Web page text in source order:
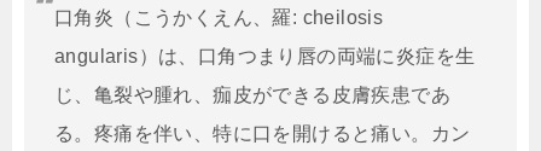
口角炎（こうかくえん、羅: cheilosis
angularis）は、口角つまり唇の両端に炎症を生
じ、亀裂や腫れ、痂皮ができる皮膚疾患であ
る。疼痛を伴い、特に口を開けると痛い。カン